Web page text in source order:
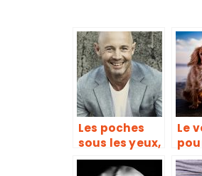
Les poches
sous les yeux,
une maladie
due à un
Le